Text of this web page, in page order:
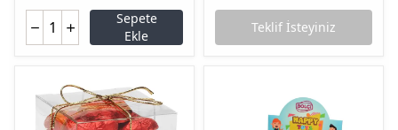
Sepete
Ekle
Teklif İsteyiniz